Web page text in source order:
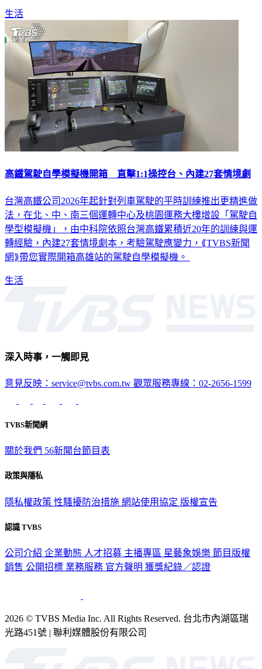
生活
高鐵駕駛自學模擬機開箱 直擊1:1操控台、內建27套情境劇
台灣高鐵公司2026年起針對列車駕駛的平時訓練推出更精進做
法，在北、中、南三個運轉中心及桃園運務大樓增設「駕駛自
學型模擬機」，由中科院依照台灣高鐵累積近20年的訓練與運
轉經驗，內建27套情境劇本，考驗駕駛應變力，⟪TVBS新聞
網⟫帶您實際開箱高雄站的駕駛自學模擬機。
生活
深入時事，一觸即見
意見反映：service@tvbs.com.tw 觀眾服務專線：02-2656-1599
TVBS新聞網
關於我們 56新聞台節目表
政策與隱私
隱私權政策 性騷擾防治措施 網站使用協定 版權宣告
認識 TVBS
公司介紹 企業動態 人才招募 主播專區 星藝象娛樂 節目版權
銷售 公開招標 業務服務 官方聲明 獲獎紀錄／認證
2026 © TVBS Media Inc. All Rights Reserved. 台北市內湖區瑞
光路451號 | 聯利媒體股份有限公司